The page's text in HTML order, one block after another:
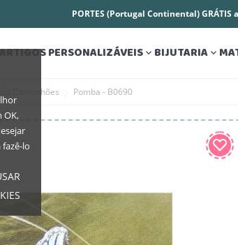
OK,
lo
PORTES (Portugal Continental)
PERSONALIZÁVEIS BIJUTARIA
Comunhões Pomba - B0690